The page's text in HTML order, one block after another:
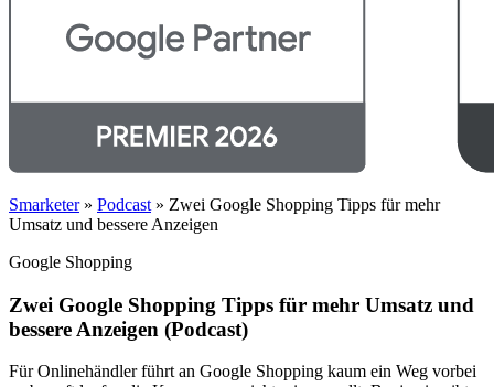
Smarketer» Podcast » Zwei Google Shopping Tipps für mehr
Umsatz und bessere Anzeigen
Google Shopping
Zwei Google Shopping Tipps für mehr Umsatz und
bessere Anzeigen (Podcast)
Für Onlinehändler führt an Google Shopping kaum ein Weg vorbei